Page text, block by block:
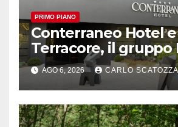
PRIMO PIANO
Conterraneo Hotel e
Terracore, il gruppo
amplia l’ ospitalità e il
alle porte di Caserta
AGO 6, 2026 CARLO SCATOZZA